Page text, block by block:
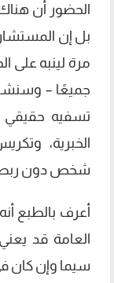
الحضور أن
بل إن
مرة لينبه على
جميعًا –
تسفيه حقيقي
الخبرية،
شخص دون ربط
أعرف بالطبع
العامة قد
سيما وإن كان